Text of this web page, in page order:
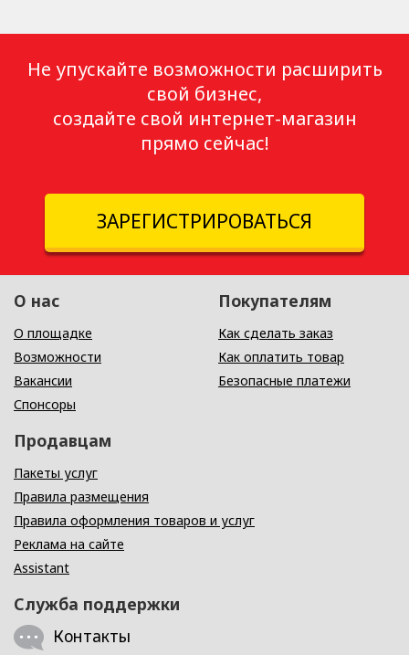
Не упускайте возможности расширить
свой бизнес,
создайте свой интернет-магазин
прямо сейчас!
ЗАРЕГИСТРИРОВАТЬСЯ
О нас
О площадке
Возможности
Вакансии
Спонсоры
Покупателям
Как сделать заказ
Как оплатить товар
Безопасные платежи
Продавцам
Пакеты услуг
Правила размещения
Правила оформления товаров и услуг
Реклама на сайте
Assistant
Служба поддержки
Контакты